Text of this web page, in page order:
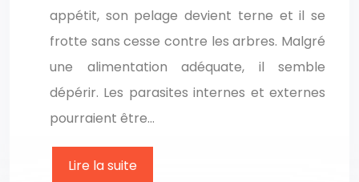
appétit, son pelage devient terne et il se
frotte sans cesse contre les arbres. Malgré
une alimentation adéquate, il semble
dépérir. Les parasites internes et externes
pourraient être…
Lire la suite